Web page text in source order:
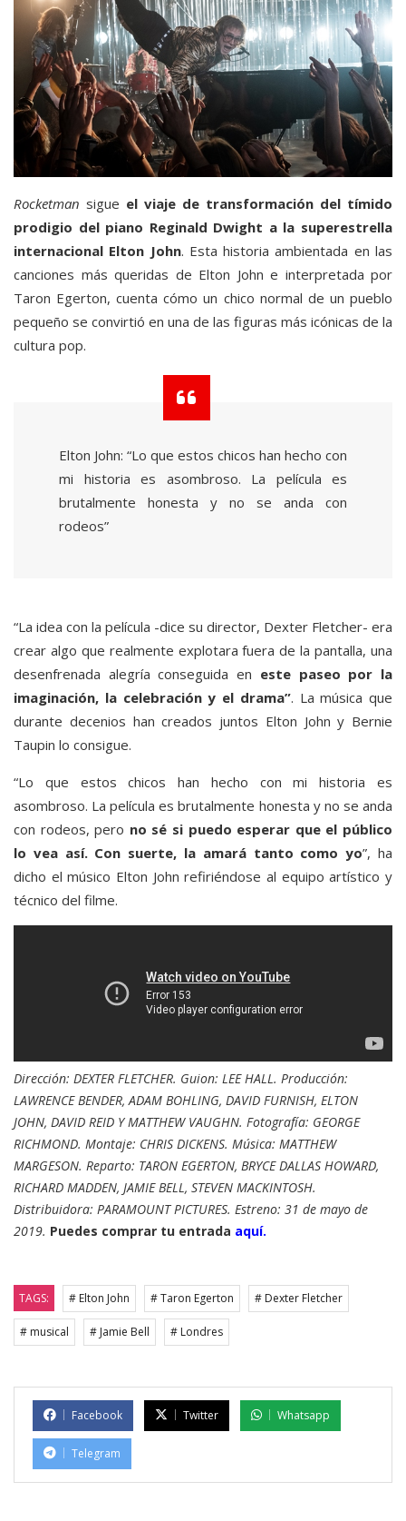
Rocketman sigue el viaje de transformación del tímido
prodigio del piano Reginald Dwight a la superestrella
internacional Elton John. Esta historia ambientada en las
canciones más queridas de Elton John e interpretada por
Taron Egerton, cuenta cómo un chico normal de un pueblo
pequeño se convirtió en una de las figuras más icónicas de la
cultura pop.
Elton John: “Lo que estos chicos han hecho con
mi historia es asombroso. La película es
brutalmente honesta y no se anda con
rodeos”
“La idea con la película -dice su director, Dexter Fletcher- era
crear algo que realmente explotara fuera de la pantalla, una
desenfrenada alegría conseguida en este paseo por la
imaginación, la celebración y el drama”. La música que
durante decenios han creados juntos Elton John y Bernie
Taupin lo consigue.
“Lo que estos chicos han hecho con mi historia es
asombroso. La película es brutalmente honesta y no se anda
con rodeos, pero no sé si puedo esperar que el público
lo vea así. Con suerte, la amará tanto como yo”, ha
dicho el músico Elton John refiriéndose al equipo artístico y
técnico del filme.
Dirección: DEXTER FLETCHER. Guion: LEE HALL. Producción:
LAWRENCE BENDER, ADAM BOHLING, DAVID FURNISH, ELTON
JOHN, DAVID REID Y MATTHEW VAUGHN. Fotografía: GEORGE
RICHMOND. Montaje: CHRIS DICKENS. Música: MATTHEW
MARGESON. Reparto: TARON EGERTON, BRYCE DALLAS HOWARD,
RICHARD MADDEN, JAMIE BELL, STEVEN MACKINTOSH.
Distribuidora: PARAMOUNT PICTURES. Estreno: 31 de mayo de
2019. Puedes comprar tu entrada aquí.
TAGS: # Elton John # Taron Egerton # Dexter Fletcher
# musical # Jamie Bell # Londres
Facebook Twitter Whatsapp
Telegram